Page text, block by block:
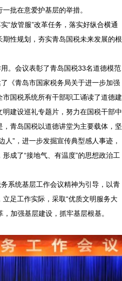
批在意爱护基层的举措。
“放管服”改革任务，落实好纵合横通
性规划，夯实青岛国税未来发展的根
。会议表彰了青岛国税33名道德模范
《青岛市国家税务局关于进一步加强
国税系统所有干部职工诵读了道德建
建设巡礼专题片，努力在国税干部中
青岛国税以道德讲堂为主要载体，坚
人”，进一步发掘宣传典型感人事迹，
成了“接地气、有温度”的思想政治工
系统基层工作会议精神为引导，以青
足工作实际，采取“优质文明服务大
加强基层建设，抓牢基层根基。